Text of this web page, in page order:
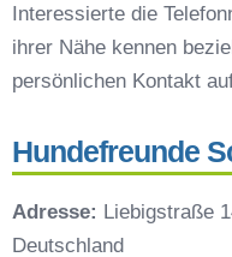
Interessierte die
ihrer Nähe kennen
persönlichen Kontakt
Hundefreunde
Adresse: Liebigstraße
Deutschland